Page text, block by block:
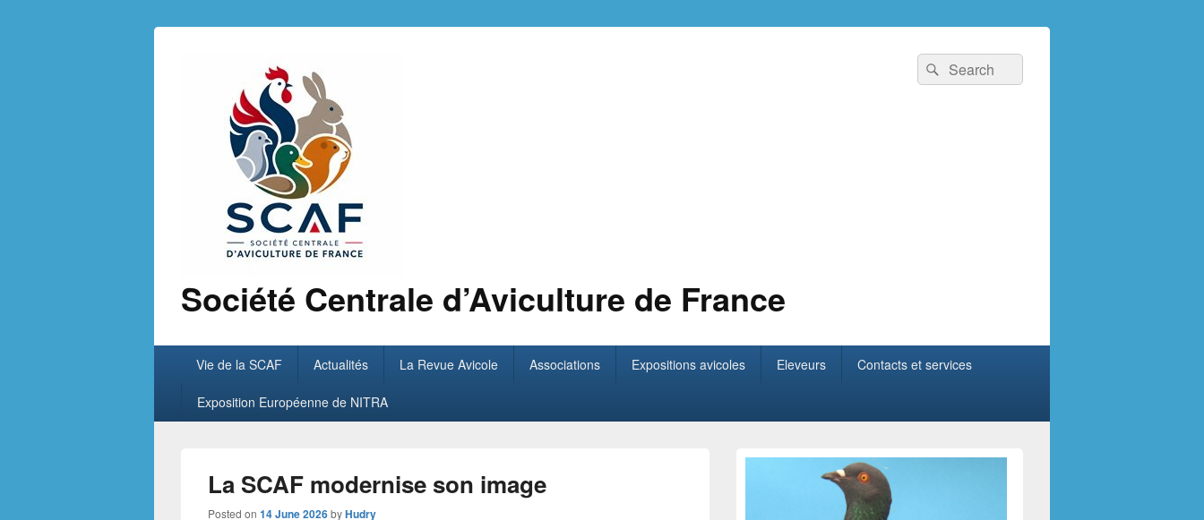
Société Centrale d’Aviculture de France
Search
for:
Search
PrimaryVie de la SCAF Actualités La Revue Avicole Associations Expositions avicoles Eleveurs Contacts et services
Exposition Européenne de NITRA
La SCAF modernise son image
Posted on 14 June 2026byHudry
Primary